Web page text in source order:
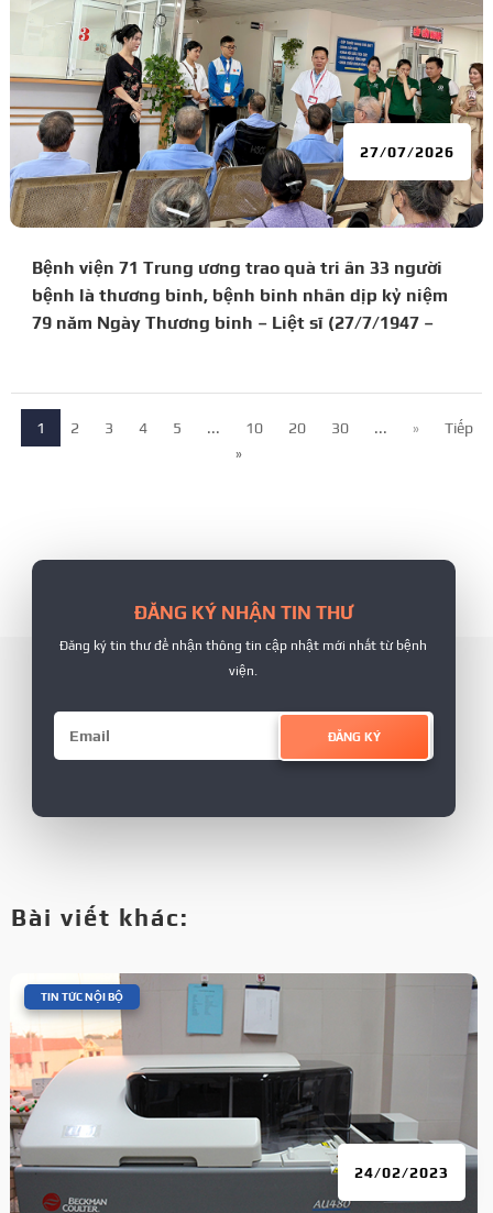
Bệnh viện 71 Trung ương trao quà tri ân 33 người
bệnh là thương binh, bệnh binh nhân dịp kỷ niệm
79 năm Ngày Thương binh – Liệt sĩ (27/7/1947 –
27/07/2026
1 2 3 4 5 ... 10 20 30 ... »
Tiếp
»
ĐĂNG KÝ NHẬN TIN THƯ
Đăng ký tin thư để nhận thông tin cập nhật mới nhất từ bệnh
viện.
ĐĂNG KÝ
Bài viết khác:
24/02/2023
TIN TỨC NỘI BỘ